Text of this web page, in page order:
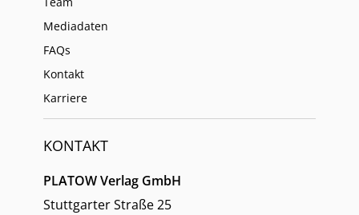
Mediadaten
FAQs
Kontakt
Karriere
KONTAKT
PLATOW Verlag GmbH
Stuttgarter Straße 25